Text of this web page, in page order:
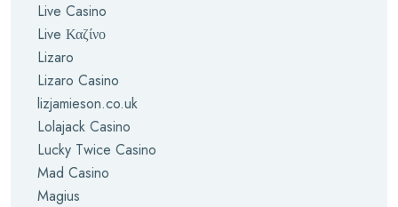
Live Casino
Live Καζίνο
Lizaro
Lizaro Casino
lizjamieson.co.uk
Lolajack Casino
Lucky Twice Casino
Mad Casino
Magius